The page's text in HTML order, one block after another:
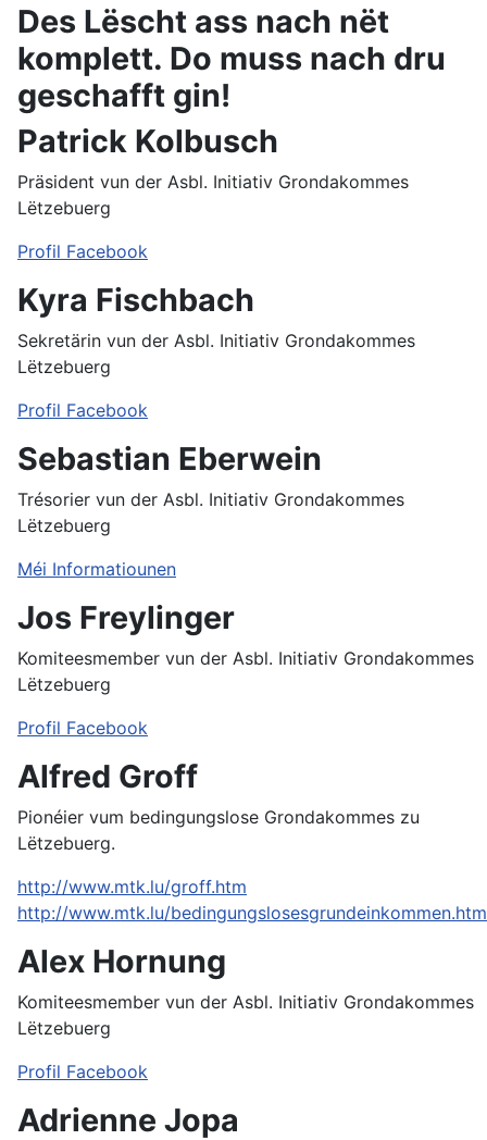
Des Lëscht ass nach nët
komplett. Do muss nach dru
geschafft gin!
Patrick Kolbusch
Präsident vun der Asbl. Initiativ Grondakommes
Lëtzebuerg
Profil Facebook
Kyra Fischbach
Sekretärin vun der Asbl. Initiativ Grondakommes
Lëtzebuerg
Profil Facebook
Sebastian Eberwein
Trésorier vun der Asbl. Initiativ Grondakommes
Lëtzebuerg
Méi Informatiounen
Jos Freylinger
Komiteesmember vun der Asbl. Initiativ Grondakommes
Lëtzebuerg
Profil Facebook
Alfred Groff
Pionéier vum bedingungslose Grondakommes zu
Lëtzebuerg.
http://www.mtk.lu/groff.htm
http://www.mtk.lu/
Alex Hornung
Komiteesmember vun der Asbl. Initiativ Grondakommes
Lëtzebuerg
Profil Facebook
Adrienne Jopa